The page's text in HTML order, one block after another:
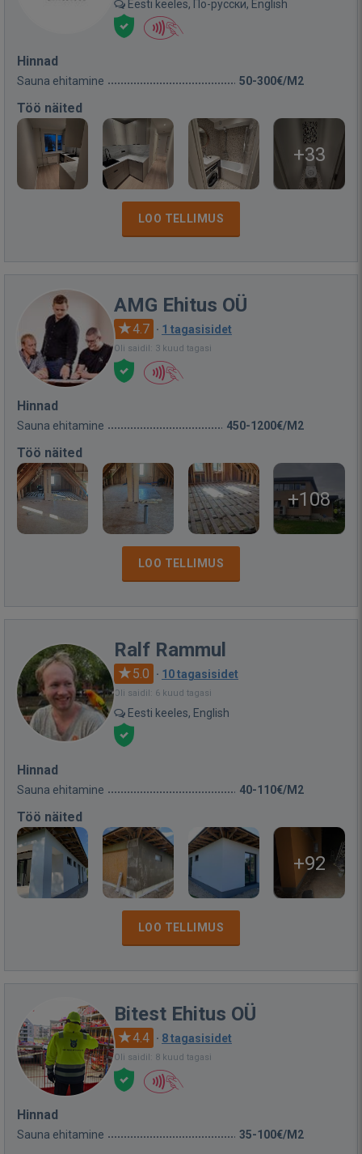
Eesti keeles, По-русски, English
Hinnad
Sauna ehitamine 50-300€/M2
Töö näited
+33
LOO TELLIMUS
AMG Ehitus OÜ
4.7 · 1 tagasisidet
Oli saidil: 3 kuud tagasi
Hinnad
Sauna ehitamine 450-1200€/M2
Töö näited
+108
LOO TELLIMUS
Ralf Rammul
5.0 · 10 tagasisidet
Oli saidil: 6 kuud tagasi
Eesti keeles, English
Hinnad
Sauna ehitamine 40-110€/M2
Töö näited
+92
LOO TELLIMUS
Bitest Ehitus OÜ
4.4 · 8 tagasisidet
Oli saidil: 8 kuud tagasi
Hinnad
Sauna ehitamine 35-100€/M2